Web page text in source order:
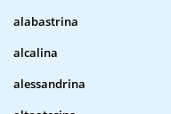
alabastrina
alcalina
alessandrina